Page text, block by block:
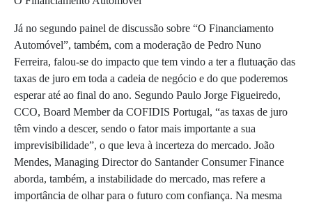
Já no segundo painel de discussão sobre “O Financiamento
Automóvel”, também, com a moderação de Pedro Nuno
Ferreira, falou-se do impacto que tem vindo a ter a flutuação das
taxas de juro em toda a cadeia de negócio e do que poderemos
esperar até ao final do ano. Segundo Paulo Jorge Figueiredo,
CCO, Board Member da COFIDIS Portugal, “as taxas de juro
têm vindo a descer, sendo o fator mais importante a sua
imprevisibilidade”, o que leva à incerteza do mercado. João
Mendes, Managing Director do Santander Consumer Finance
aborda, também, a instabilidade do mercado, mas refere a
importância de olhar para o futuro com confiança. Na mesma